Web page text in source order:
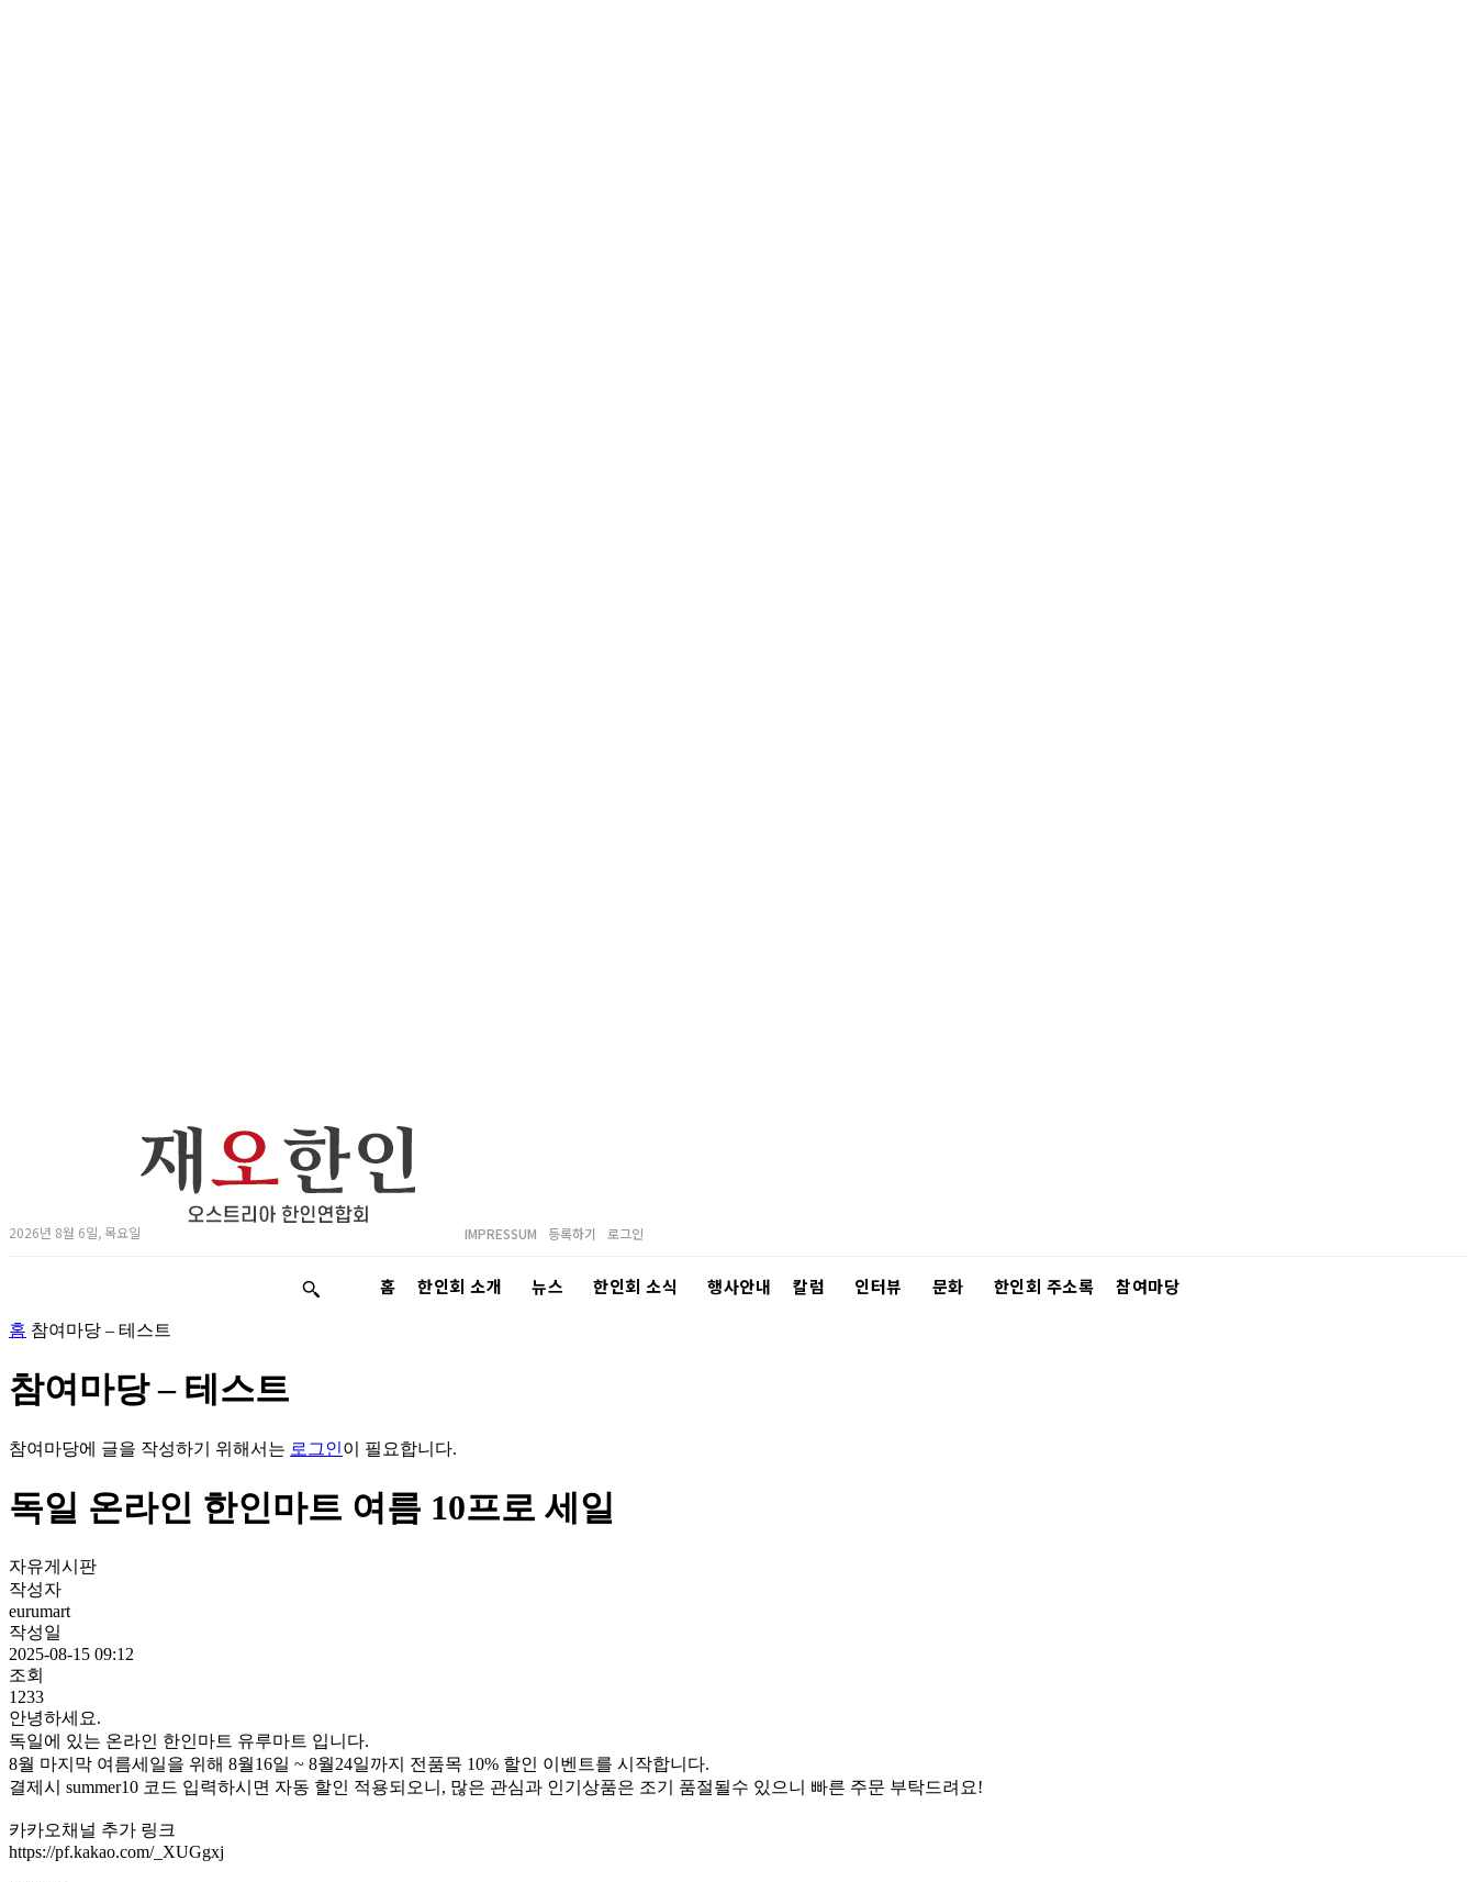
2026년 8월 6일, 목요일 IMPRESSUM 등록하기 로그인
홈 한인회 소개 뉴스 한인회 소식 행사안내 칼럼 인터뷰 문화 한인회 주소록 참여마당
홈 참여마당 – 테스트
참여마당 – 테스트
참여마당에 글을 작성하기 위해서는 로그인이 필요합니다.
독일 온라인 한인마트 여름 10프로 세일
자유게시판
작성자
eurumart
작성일
2025-08-15 09:12
조회
1233
안녕하세요.
독일에 있는 온라인 한인마트 유루마트 입니다.
8월 마지막 여름세일을 위해 8월16일 ~ 8월24일까지 전품목 10% 할인 이벤트를 시작합니다.
결제시 summer10 코드 입력하시면 자동 할인 적용되오니, 많은 관심과 인기상품은 조기 품절될수 있으니 빠른 주문 부탁드려요!
카카오채널 추가 링크
https://pf.kakao.com/_XUGgxj